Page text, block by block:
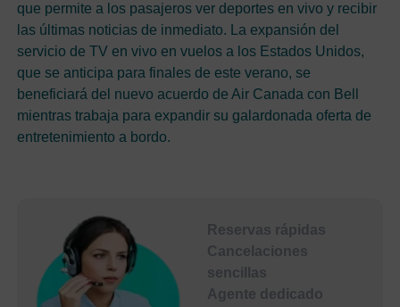
que permite a los pasajeros ver deportes en vivo y recibir
las últimas noticias de inmediato. La expansión del
servicio de TV en vivo en vuelos a los Estados Unidos,
que se anticipa para finales de este verano, se
beneficiará del nuevo acuerdo de Air Canada con Bell
mientras trabaja para expandir su galardonada oferta de
entretenimiento a bordo.
Reservas rápidas
Cancelaciones
sencillas
Agente dedicado